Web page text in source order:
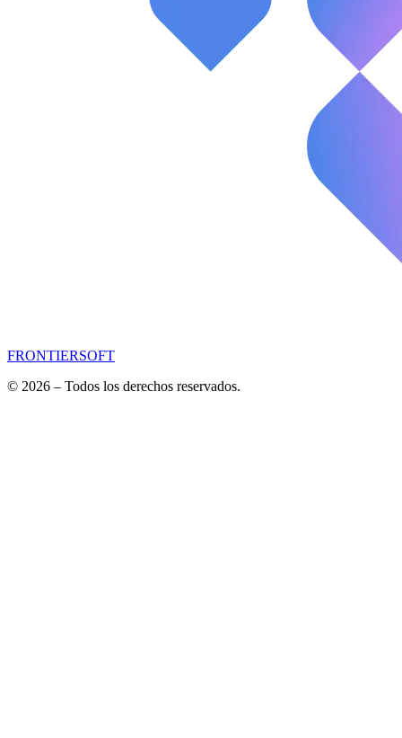
FRONTIERSOFT
© 2026 – Todos los derechos reservados.